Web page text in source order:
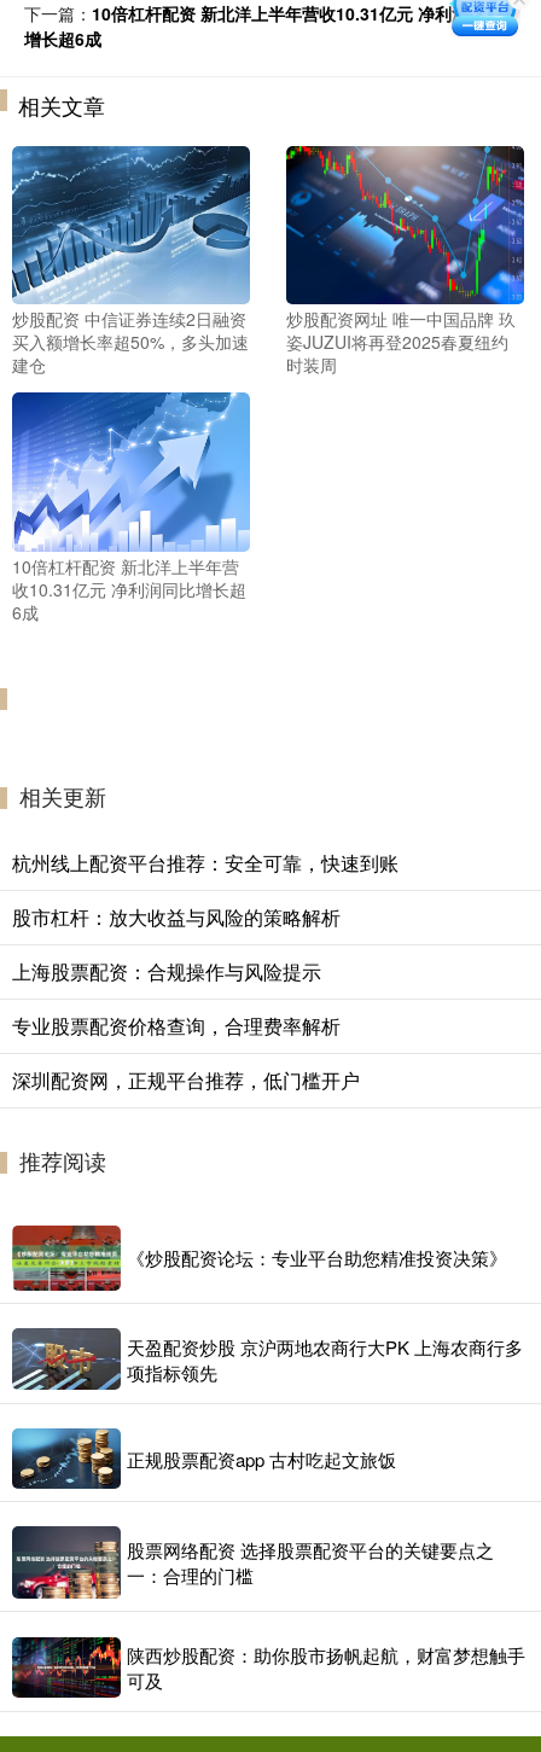
下一篇： 10倍杠杆配资 新北洋上半年营收10.31亿元 净利润同比
增长超6成
相关文章
炒股配资 中信证券连续2日融资
买入额增长率超50%，多头加速
建仓
炒股配资网址 唯一中国品牌 玖
姿JUZUI将再登2025春夏纽约
时装周
10倍杠杆配资 新北洋上半年营
收10.31亿元 净利润同比增长超
6成
相关更新
杭州线上配资平台推荐：安全可靠，快速到账
股市杠杆：放大收益与风险的策略解析
上海股票配资：合规操作与风险提示
专业股票配资价格查询，合理费率解析
深圳配资网，正规平台推荐，低门槛开户
推荐阅读
《炒股配资论坛：专业平台助您精准投资决策》
天盈配资炒股 京沪两地农商行大PK 上海农商行多
项指标领先
正规股票配资app 古村吃起文旅饭
股票网络配资 选择股票配资平台的关键要点之
一：合理的门槛
陕西炒股配资：助你股市扬帆起航，财富梦想触手
可及